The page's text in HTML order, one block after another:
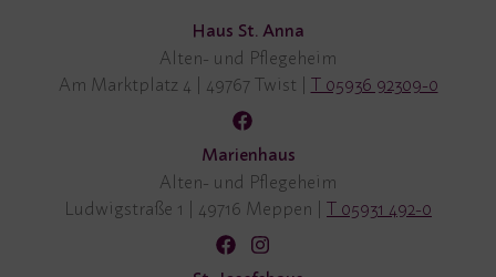
Haus St. Anna
Alten- und Pflegeheim
Am Marktplatz 4
49767 Twist T 05936 92309-0
Marienhaus
Alten- und Pflegeheim
Ludwigstraße 1
49716 Meppen T 05931 492-0